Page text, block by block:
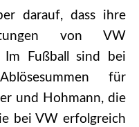
darauf, dass ihre
von VW
Im Fußball sind bei
für
und Hohmann, die
bei VW erfolgreich